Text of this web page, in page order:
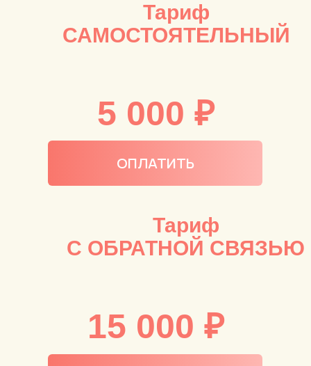
Тариф
С ОБРАТНОЙ СВЯЗЬЮ
15 000 ₽
Тариф
САМОСТОЯТЕЛЬНЫЙ
5 000 ₽
ОПЛАТИТЬ